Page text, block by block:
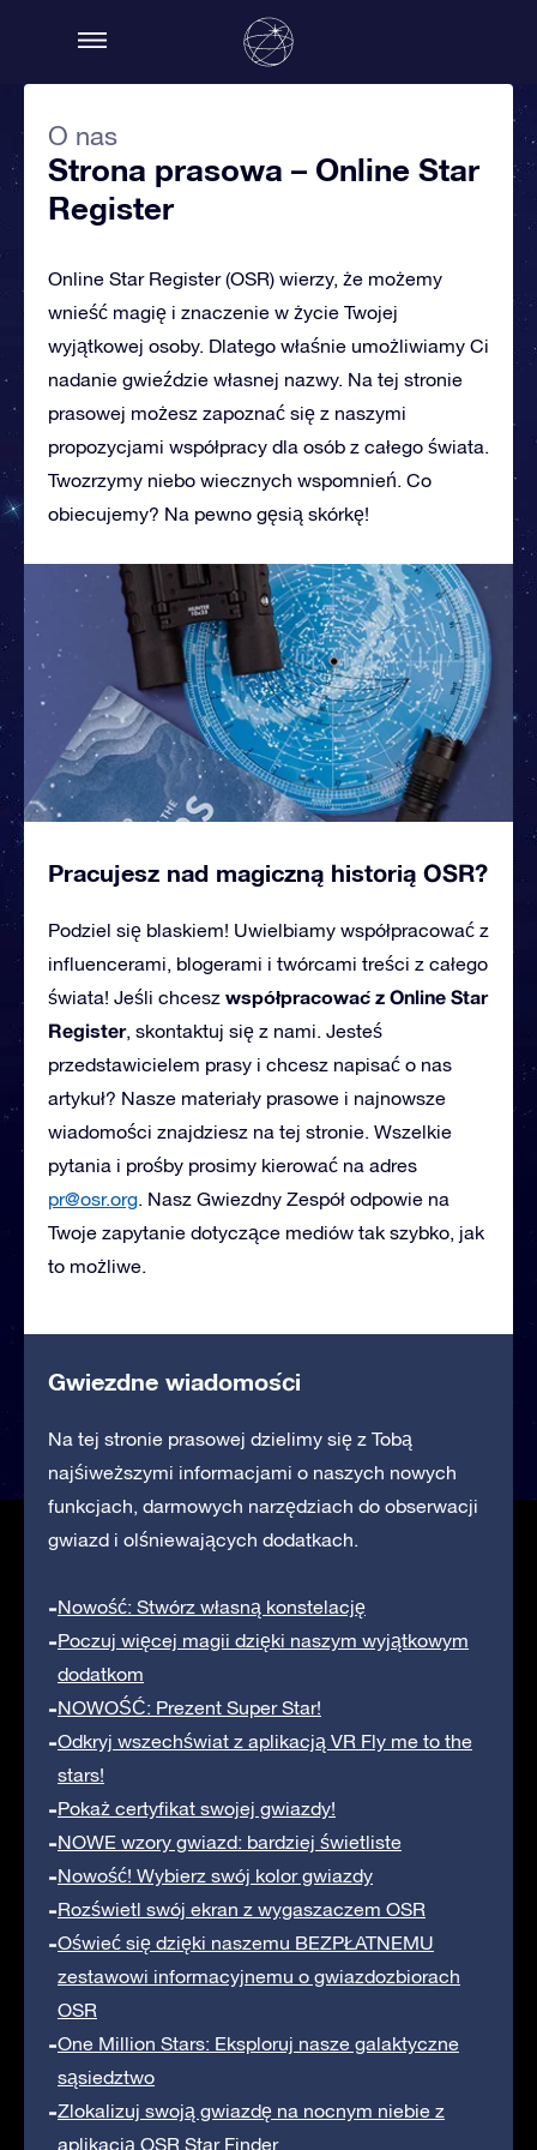
O nas
Strona prasowa – Online Star
Register
Online Star Register (OSR) wierzy, że możemy
wnieść magię i znaczenie w życie Twojej
wyjątkowej osoby. Dlatego właśnie umożliwiamy Ci
nadanie gwieździe własnej nazwy. Na tej stronie
prasowej możesz zapoznać się z naszymi
propozycjami współpracy dla osób z całego świata.
Twozrzymy niebo wiecznych wspomnień. Co
obiecujemy? Na pewno gęsią skórkę!
Pracujesz nad magiczną historią OSR?
Podziel się blaskiem! Uwielbiamy współpracować z
influencerami, blogerami i twórcami treści z całego
świata! Jeśli chcesz współpracować z Online Star
Register, skontaktuj się z nami. Jesteś
przedstawicielem prasy i chcesz napisać o nas
artykuł? Nasze materiały prasowe i najnowsze
wiadomości znajdziesz na tej stronie. Wszelkie
pytania i prośby prosimy kierować na adres
pr@osr.org. Nasz Gwiezdny Zespół odpowie na
Twoje zapytanie dotyczące mediów tak szybko, jak
to możliwe.
Gwiezdne wiadomości
Na tej stronie prasowej dzielimy się z Tobą
najśiweższymi informacjami o naszych nowych
funkcjach, darmowych narzędziach do obserwacji
gwiazd i olśniewających dodatkach.
Nowość: Stwórz własną konstelację
Poczuj więcej magii dzięki naszym wyjątkowym
dodatkom
NOWOŚĆ: Prezent Super Star!
Odkryj wszechświat z aplikacją VR Fly me to the
stars!
Pokaż certyfikat swojej gwiazdy!
NOWE wzory gwiazd: bardziej świetliste
Nowość! Wybierz swój kolor gwiazdy
Rozświetl swój ekran z wygaszaczem OSR
Oświeć się dzięki naszemu BEZPŁATNEMU
zestawowi informacyjnemu o gwiazdozbiorach
OSR
One Million Stars: Eksploruj nasze galaktyczne
sąsiedztwo
Zlokalizuj swoją gwiazdę na nocnym niebie z
aplikacją OSR Star Finder